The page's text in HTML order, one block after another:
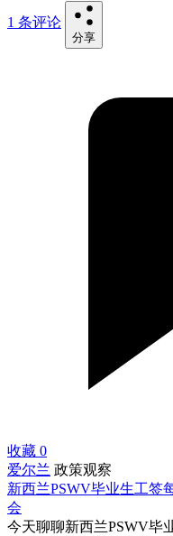
1 条评论
分享
收藏 0
爱尔兰 政策观察
新西兰PSWV毕业生工签
会
今天聊聊新西兰PSWV毕